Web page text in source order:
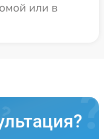
или в